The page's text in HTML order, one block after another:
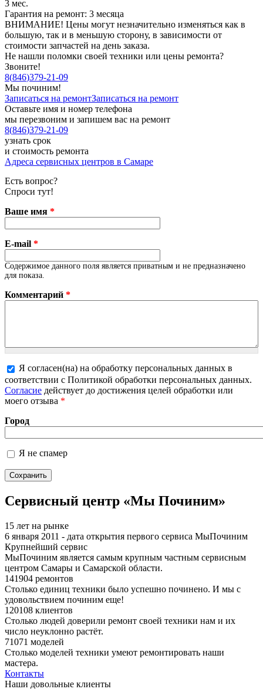
3 мес.
Гарантия на ремонт: 3 месяца
ВНИМАНИЕ! Цены могут незначительно изменяться как в
большую, так и в меньшую сторону, в зависимости от
стоимости запчастей на день заказа.
Не нашли поломки своей техники или цены ремонта?
Звоните!
8(846)379-21-09
Мы починим!
Записаться на ремонтЗаписаться на ремонт
Оставьте имя и номер телефона
мы перезвоним и запишем вас на ремонт
8(846)379-21-09
узнать срок
и стоимость ремонта
Адреса сервисных центров в Самаре
Есть вопрос?
Спроси тут!
Ваше имя *
E-mail *
Содержимое данного поля является приватным и не предназначено
для показа.
Комментарий *
Более подробная информация о текстовых
форматах
Я согласен(на) на обработку персональных данных в
соответствии с Политикой обработки персональных данных.
Согласие действует до достижения целей обработки или
моего отзыва *
Город
Я не спамер
Я спамер
Сервисный центр «Мы Починим»
15 лет на рынке
6 января 2011 - дата открытия первого сервиса МыПочиним
Крупнейший сервис
МыПочиним является самым крупным частным сервисным
центром Самары и Самарской области.
141904 ремонтов
Столько единиц техники было успешно починено. И мы с
удовольствием починим еще!
120108 клиентов
Столько людей доверили ремонт своей техники нам и их
число неуклонно растёт.
71071 моделей
Столько моделей техники умеют ремонтировать наши
мастера.
Контакты
Наши довольные клиенты